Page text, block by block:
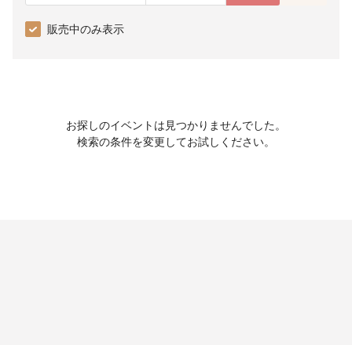
販売中のみ表示
お探しのイベントは見つかりませんでした。
検索の条件を変更してお試しください。